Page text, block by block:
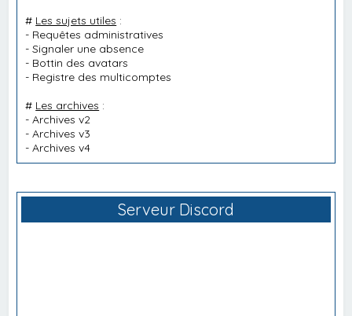
# Les sujets utiles :
- Requêtes administratives
-Signaler une absence
- Bottin des avatars
- Registre des multicomptes
# Les archives :
-Archives v2
-Archives v3
-Archives v4
Serveur Discord